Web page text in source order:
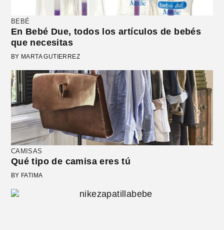
BEBÉ
En Bebé Due, todos los artículos de bebés
que necesitas
BY MARTA GUTIERREZ
CAMISAS
Qué tipo de camisa eres tú
BY FATIMA